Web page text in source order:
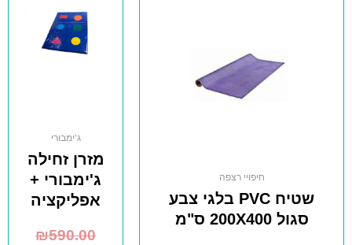
חיפויי רצפה
שטיח PVC בלגי צבע
סגול 200X400 ס"מ
ג'ימבורי
מזרן זחילה
ג'ימבורי +
אפליקציה
₪590.00